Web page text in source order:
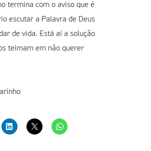
termina com o aviso que é
escutar a Palavra de Deus
de vida. Está aí a solução
teimam em não querer